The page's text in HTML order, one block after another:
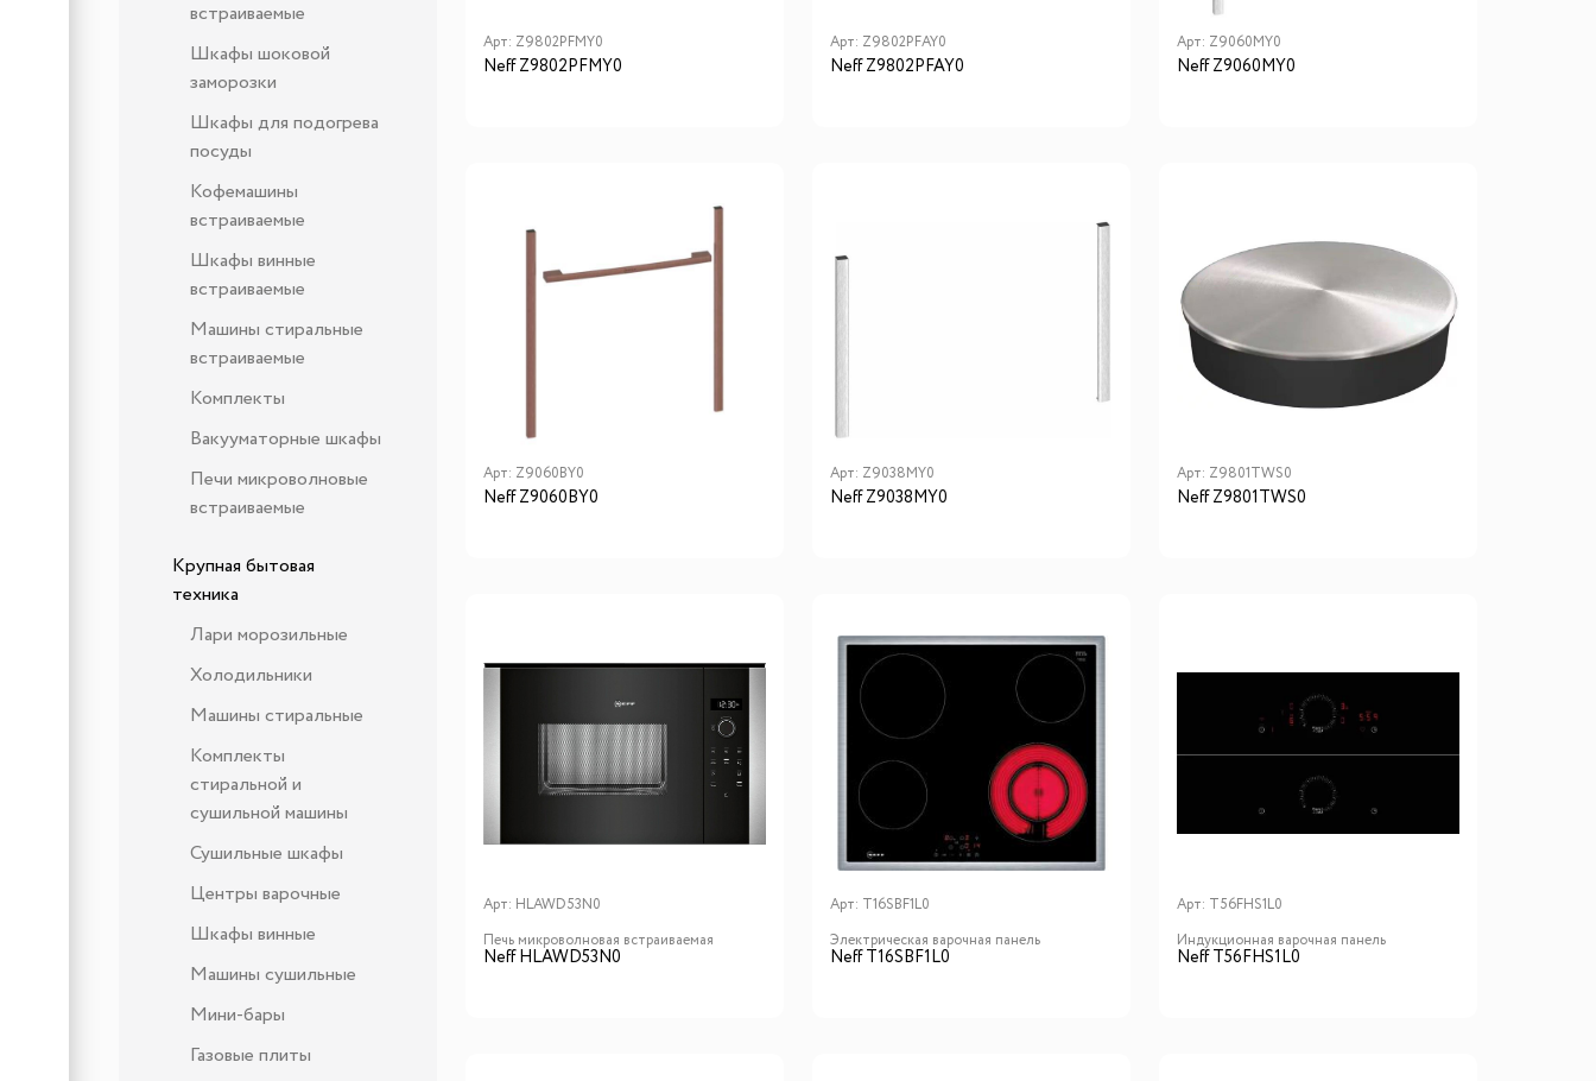
встраиваемые
Шкафы шоковой
заморозки
Шкафы для подогрева
посуды
Кофемашины
встраиваемые
Шкафы винные
встраиваемые
Машины стиральные
встраиваемые
Комплекты
Вакууматорные шкафы
Печи микроволновые
встраиваемые
Крупная бытовая
техника
Лари морозильные
Холодильники
Машины стиральные
Комплекты
стиральной и
сушильной машины
Сушильные шкафы
Центры варочные
Шкафы винные
Машины сушильные
Мини-бары
Газовые плиты
Арт: Z9802PFMY0
Neff Z9802PFMY0
Арт: Z9802PFAY0
Neff Z9802PFAY0
Арт: Z9060MY0
Neff Z9060MY0
Арт: Z9060BY0
Neff Z9060BY0
Арт: Z9038MY0
Neff Z9038MY0
Арт: Z9801TWS0
Neff Z9801TWS0
Арт: HLAWD53N0
Печь микроволновая встраиваемая
Neff HLAWD53N0
Арт: T16SBF1L0
Электрическая варочная панель
Neff T16SBF1L0
Арт: T56FHS1L0
Индукционная варочная панель
Neff T56FHS1L0